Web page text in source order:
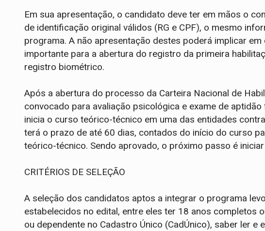
Em sua apresentação, o candidato deve ter em mãos o
de identificação original válidos (RG e CPF), o mesmo
programa. A não apresentação destes poderá implicar
importante para a abertura do registro da primeira
registro biométrico.
Após a abertura do processo da Carteira Nacional de
convocado para avaliação psicológica e exame de
inicia o curso teórico-técnico em uma das entidades
terá o prazo de até 60 dias, contados do início do curso
teórico-técnico. Sendo aprovado, o próximo passo é
CRITÉRIOS DE SELEÇÃO
A seleção dos candidatos aptos a integrar o programa
estabelecidos no edital, entre eles ter 18 anos completos
ou dependente no Cadastro Único (CadÚnico), saber ler e